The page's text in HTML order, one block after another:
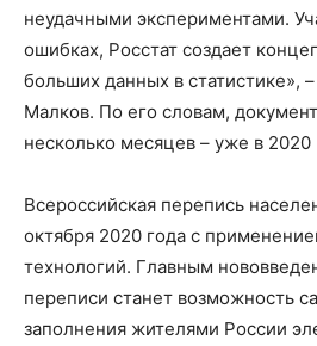
неудачными экспериментами.
ошибках, Росстат создает
больших данных в статистике»,
Малков. По его словам,
несколько месяцев – уже в 2020
Всероссийская перепись
октября 2020 года с
технологий. Главным
переписи станет возможность
заполнения жителями России